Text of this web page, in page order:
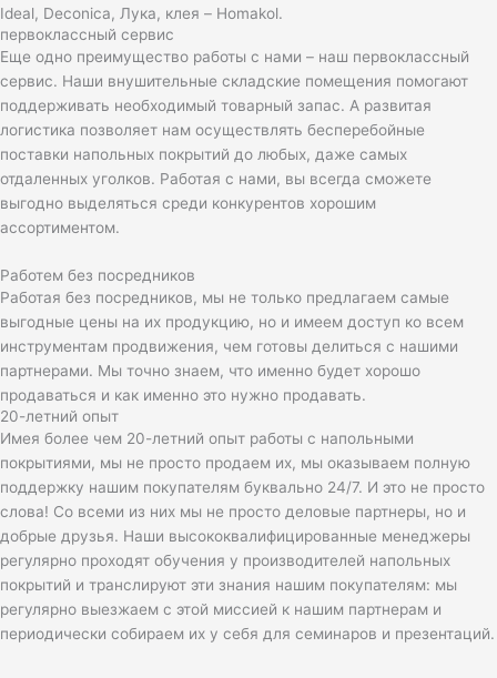
Ideal, Deconica, Лука, клея – Homakol.
первоклассный сервис
Еще одно преимущество работы с нами – наш первоклассный
сервис. Наши внушительные складские помещения помогают
поддерживать необходимый товарный запас. А развитая
логистика позволяет нам осуществлять бесперебойные
поставки напольных покрытий до любых, даже самых
отдаленных уголков. Работая с нами, вы всегда сможете
выгодно выделяться среди конкурентов хорошим
ассортиментом.
Работем без посредников
Работая без посредников, мы не только предлагаем самые
выгодные цены на их продукцию, но и имеем доступ ко всем
инструментам продвижения, чем готовы делиться с нашими
партнерами. Мы точно знаем, что именно будет хорошо
продаваться и как именно это нужно продавать.
20-летний опыт
Имея более чем 20-летний опыт работы с напольными
покрытиями, мы не просто продаем их, мы оказываем полную
поддержку нашим покупателям буквально 24/7. И это не просто
слова! Со всеми из них мы не просто деловые партнеры, но и
добрые друзья. Наши высококвалифицированные менеджеры
регулярно проходят обучения у производителей напольных
покрытий и транслируют эти знания нашим покупателям: мы
регулярно выезжаем с этой миссией к нашим партнерам и
периодически собираем их у себя для семинаров и презентаций.